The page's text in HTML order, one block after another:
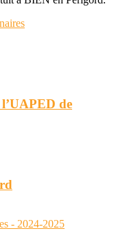
de